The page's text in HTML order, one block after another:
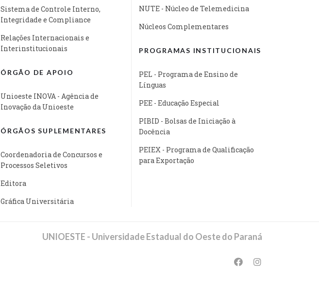
Sistema de Controle Interno,
Integridade e Compliance
Relações Internacionais e
Interinstitucionais
ÓRGÃO DE APOIO
Unioeste INOVA - Agência de
Inovação da Unioeste
ÓRGÃOS SUPLEMENTARES
Coordenadoria de Concursos e
Processos Seletivos
Editora
Gráfica Universitária
NUTE - Núcleo de Telemedicina
Núcleos Complementares
PROGRAMAS INSTITUCIONAIS
PEL - Programa de Ensino de
Línguas
PEE - Educação Especial
PIBID - Bolsas de Iniciação à
Docência
PEIEX - Programa de Qualificação
para Exportação
UNIOESTE - Universidade Estadual do Oeste do Paraná